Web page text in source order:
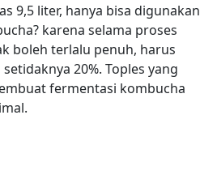
9,5 liter, hanya bisa digunakan
karena selama proses
boleh terlalu penuh, harus
20%. Toples yang
fermentasi kombucha